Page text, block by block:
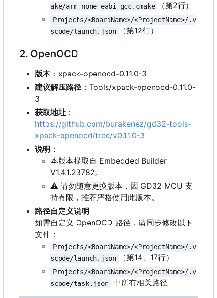
ake/arm-none-eabi-gcc.cmake
（第2行）
Projects/<BoardName>/<ProjectName>/.v
scode/launch.json
（第12行）
2. OpenOCD
版本： xpack-openocd-0.11.0-3
建议解压路径： Tools/xpack-openocd-0.11.0-
3
获取地址 ：
https://github.com/burakenez/gd32-tools-
xpack-openocd/tree/v0.11.0-3
说明 ：
本版本提取自 Embedded Builder
V1.4.1.23782。
⚠️ 请勿随意更换版本，因 GD32 MCU 支
持有限，推荐严格使用此版本。
路径自定义说明 ：
如需自定义 OpenOCD 路径，请同步修改以下
文件：
Projects/<BoardName>/<ProjectName>/.v
scode/launch.json
（第14、17行）
Projects/<BoardName>/<ProjectName>/.v
scode/task.json
中所有相关路径